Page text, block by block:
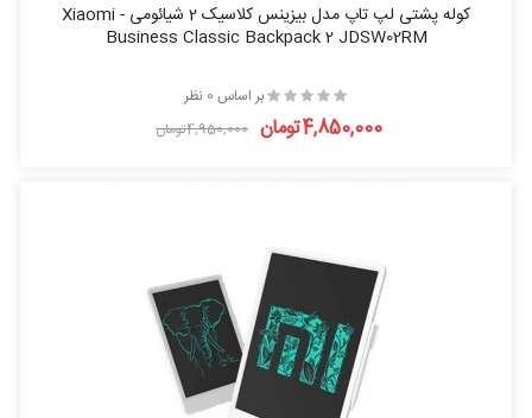
کوله پشتی لپ تاپ مدل بیزینس کلاسیک 2 شیائومی - Xiaomi
Business Classic Backpack 2 JDSW02RM
بر اساس 0 نظر
4,850,000تومان 4,950,000تومان